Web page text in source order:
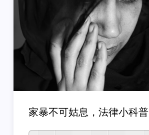
家暴不可姑息，法律小科普